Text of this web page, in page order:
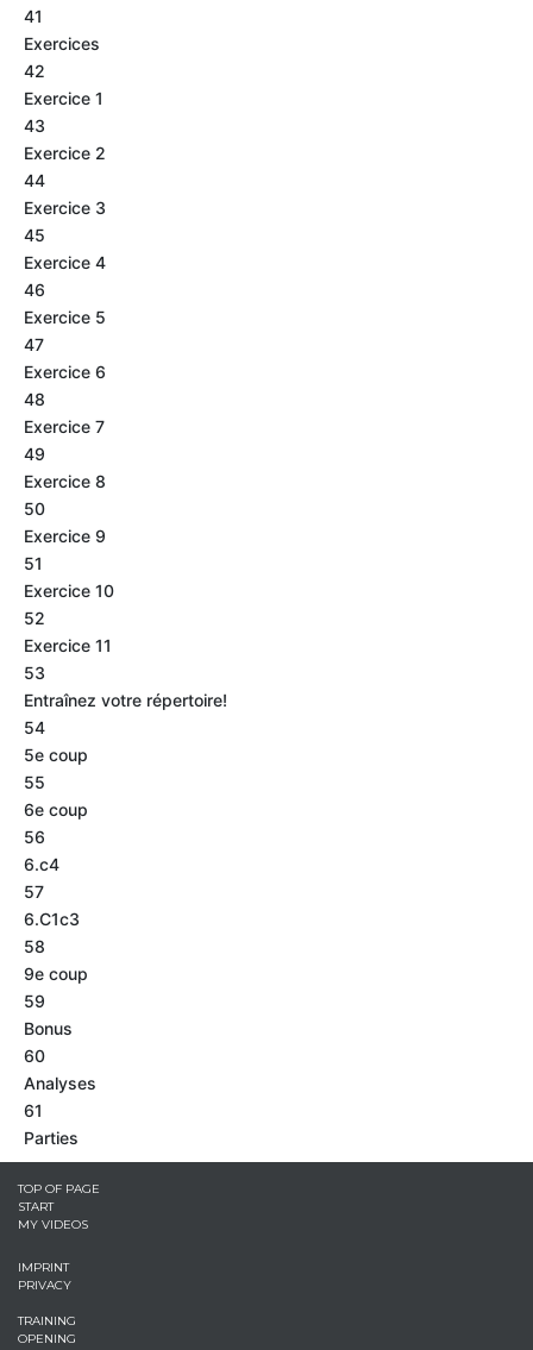
41
Exercices
42
Exercice 1
43
Exercice 2
44
Exercice 3
45
Exercice 4
46
Exercice 5
47
Exercice 6
48
Exercice 7
49
Exercice 8
50
Exercice 9
51
Exercice 10
52
Exercice 11
53
Entraînez votre répertoire!
54
5e coup
55
6e coup
56
6.c4
57
6.C1c3
58
9e coup
59
Bonus
60
Analyses
61
Parties
TOP OF PAGE
START
MY VIDEOS
IMPRINT
PRIVACY
TRAINING
OPENING